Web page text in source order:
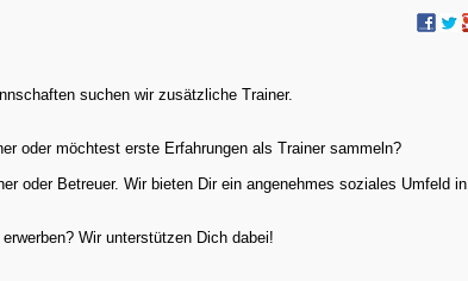
suchen wir zusätzliche Trainer.
oder möchtest erste Erfahrungen als Trainer sammeln?
oder Betreuer. Wir bieten Dir ein angenehmes soziales Umfeld in
Wir unterstützen Dich dabei!